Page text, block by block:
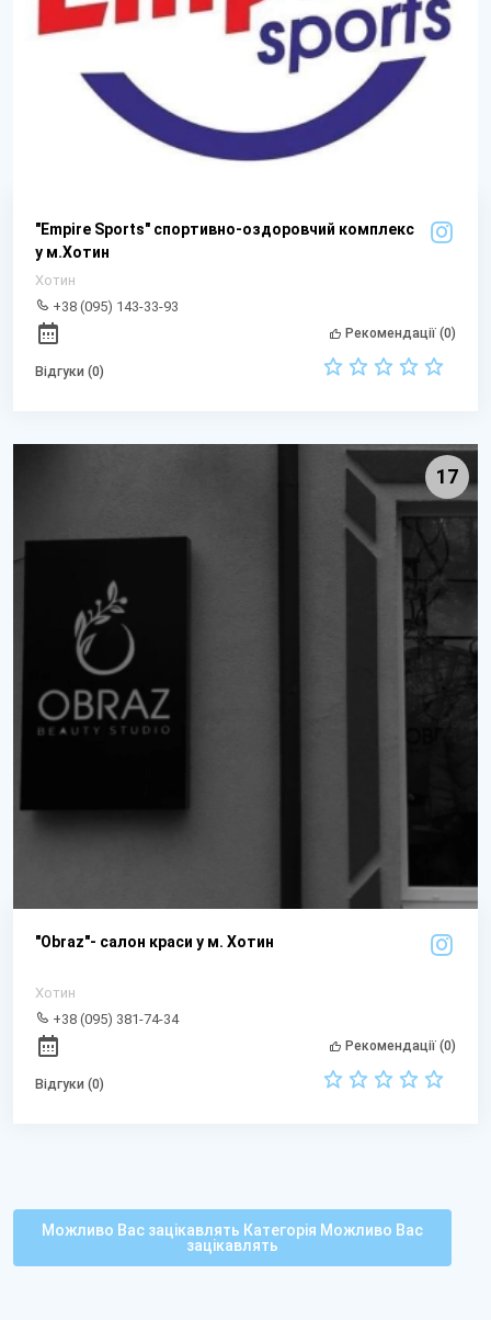
"Empire Sports" спортивно-оздоровчий комплекс
у м.Хотин
Хотин
+38 (095) 143-33-93
Рекомендації (0)
Відгуки (0)
17
"Obraz"- салон краси у м. Хотин
Хотин
+38 (095) 381-74-34
Рекомендації (0)
Відгуки (0)
Можливо Вас зацікавлять Категорія Можливо Вас
зацікавлять